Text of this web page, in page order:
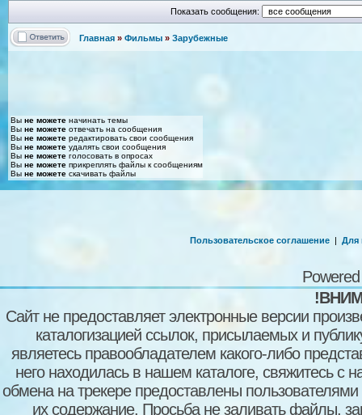
Показать сообщения:
Главная » Фильмы » Зарубежные
Вы не можете начинать темы
Вы не можете отвечать на сообщения
Вы не можете редактировать свои сообщения
Вы не можете удалять свои сообщения
Вы не можете голосовать в опросах
Вы не можете прикреплять файлы к сообщениям
Вы не можете скачивать файлы
Пользовательское соглашение | Для
Сайт не предоставляет электронные версии
каталогизацией ссылок, присылаемых и
являетесь правообладателем какого-либо
него находилась в нашем каталоге, свяжитесь
обмена на трекере предоставлены пользователями
их содержание. Просьба не заливать файлы,